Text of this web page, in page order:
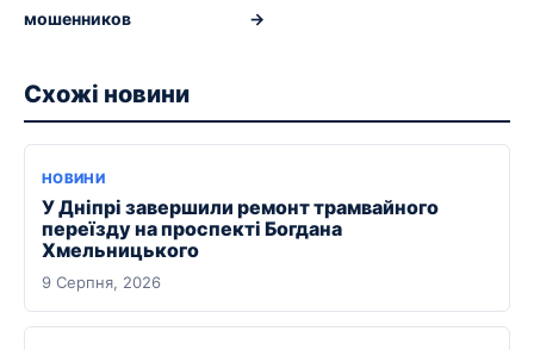
мошенников
→
Схожі новини
НОВИНИ
У Дніпрі завершили ремонт трамвайного
переїзду на проспекті Богдана
Хмельницького
9 Серпня, 2026